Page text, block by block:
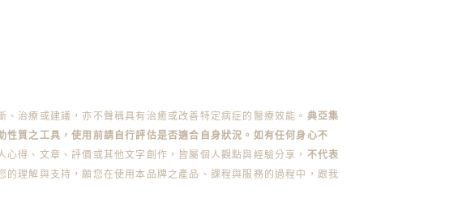
治療或建議，亦不聲稱具有治癒或改善特定病症的醫療效能。 典亞集
性質之工具，使用前請自行評估是否適合自身狀況。如有任何身心不
心得、文章、評價或其他文字創作，皆屬個人觀點與經驗分享， 不代表
的理解與支持，願您在使用本品牌之產品、課程與服務的過程中，跟我